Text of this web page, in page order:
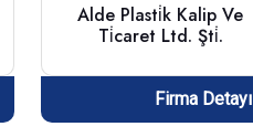
Alde Plasti̇k Kalip Ve
Ti̇caret Ltd. Şti̇.
Firma Detayı